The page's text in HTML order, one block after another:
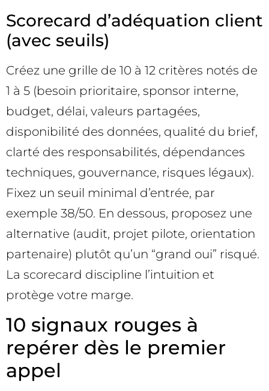
Scorecard d’adéquation client
(avec seuils)
Créez une grille de 10 à 12 critères notés de
1 à 5 (besoin prioritaire, sponsor interne,
budget, délai, valeurs partagées,
disponibilité des données, qualité du brief,
clarté des responsabilités, dépendances
techniques, gouvernance, risques légaux).
Fixez un seuil minimal d’entrée, par
exemple 38/50. En dessous, proposez une
alternative (audit, projet pilote, orientation
partenaire) plutôt qu’un “grand oui” risqué.
La scorecard discipline l’intuition et
protège votre marge.
10 signaux rouges à
repérer dès le premier
appel